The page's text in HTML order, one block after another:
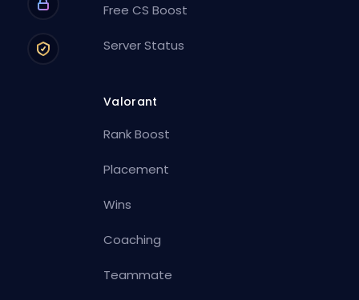
Free CS Boost
Server Status
Valorant
Rank Boost
Placement
Wins
Coaching
Teammate